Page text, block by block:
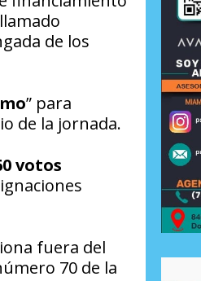
de los
” para
de la jornada.
votos
fuera del
70 de la